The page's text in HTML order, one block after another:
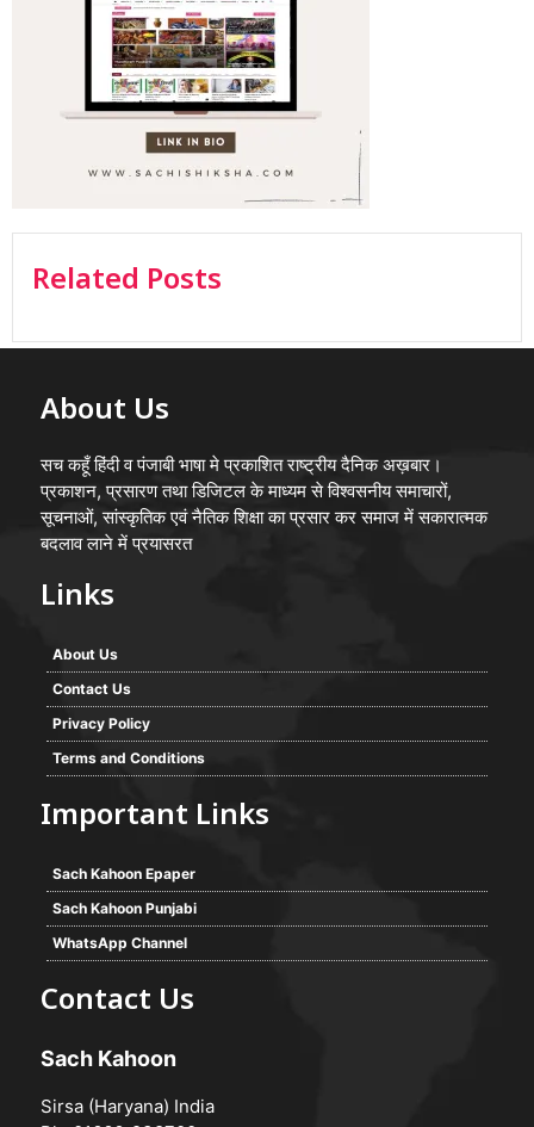
Related Posts
About Us
सच कहूँ हिंदी व पंजाबी भाषा मे प्रकाशित राष्ट्रीय दैनिक अख़बार।
प्रकाशन, प्रसारण तथा डिजिटल के माध्यम से विश्वसनीय समाचारों,
सूचनाओं, सांस्कृतिक एवं नैतिक शिक्षा का प्रसार कर समाज में सकारात्मक
बदलाव लाने में प्रयासरत
Links
About Us
Contact Us
Privacy Policy
Terms and Conditions
Important Links
Sach Kahoon Epaper
Sach Kahoon Punjabi
WhatsApp Channel
Contact Us
Sach Kahoon
Sirsa (Haryana) India